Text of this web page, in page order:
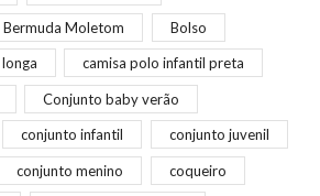
Bermuda Moletom Bolso
camisa polo infantil preta
Conjunto baby verão
conjunto infantil conjunto juvenil
conjunto menino coqueiro